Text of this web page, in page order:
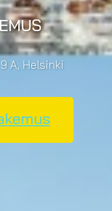
A, Helsinki